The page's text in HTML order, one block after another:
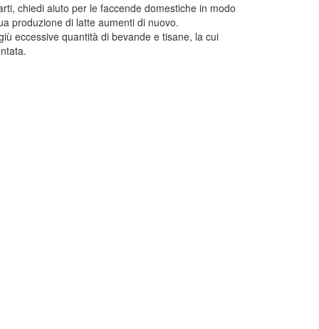
chiedi aiuto per le faccende domestiche in modo
produzione di latte aumenti di nuovo.
eccessive quantità di bevande e tisane, la cui